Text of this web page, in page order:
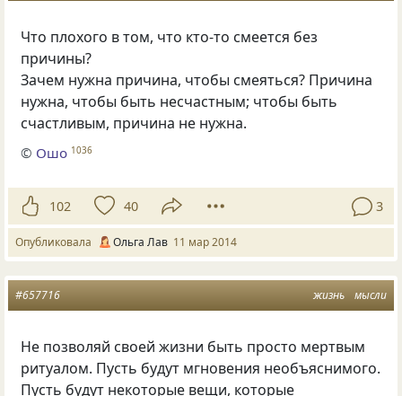
Что плохого в том, что кто-то смеется без
причины?
Зачем нужна причина, чтобы смеяться? Причина
нужна, чтобы быть несчастным; чтобы быть
счастливым, причина не нужна.
© Ошо 1036
102 40 3
Опубликовала Ольга Лав 11 мар 2014
жизнь мысли
#657716
Не позволяй своей жизни быть просто мертвым
ритуалом. Пусть будут мгновения необъяснимого.
Пусть будут некоторые вещи, которые